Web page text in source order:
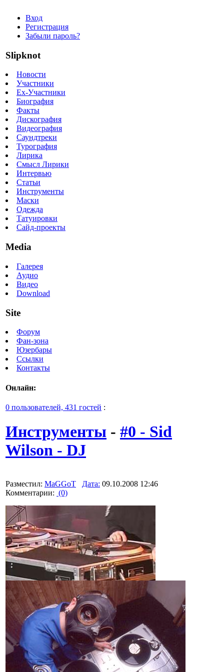
Вход
Регистрация
Забыли пароль?
Slipknot
Новости
Участники
Ex-Участники
Биография
Факты
Дискография
Видеография
Саундтреки
Турография
Лирика
Смысл Лирики
Интервью
Статьи
Инструменты
Маски
Одежда
Татуировки
Сайд-проекты
Media
Галерея
Аудио
Видео
Download
Site
Форум
Фан-зона
Юзербары
Ссылки
Контакты
Онлайн:
0 пользователей, 431 гостей :
Инструменты - #0 - Sid
Wilson - DJ
Разместил: MaGGoT Дата: 09.10.2008 12:46
Комментарии: (0)